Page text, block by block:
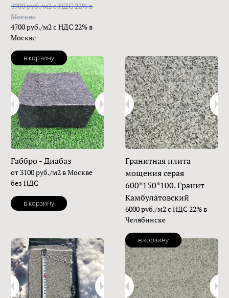
4900 руб./м2 с НДС 22% в
Москве
4700 руб./м2 с НДС 22% в
Москве
в корзину
Габбро - Диабаз
от 3100 руб./м2 в Москве
без НДС
в корзину
Гранитная плита
мощения серая
600*150*100. Гранит
Камбулатовский
6000 руб./м2 с НДС 22% в
Челябинске
в корзину